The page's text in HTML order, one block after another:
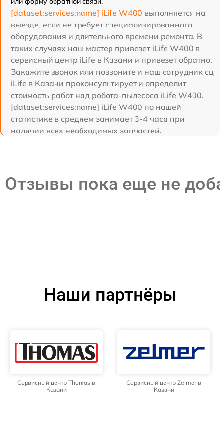
[dataset:services:name] iLife W400 выполняется на
выезде, если не требует специализированного
оборудования и длительного времени ремонта. В
таких случаях наш мастер привезет iLife W400 в
сервисный центр iLife в Казани и привезет обратно.
Закажите звонок или позвоните и наш сотрудник сц
iLife в Казани проконсультирует и определит
стоимость работ над робота-пылесоса iLife W400.
[dataset:services:name] iLife W400 по нашей
статистике в среднем занимает 3-4 часа при
наличии всех необходимых запчастей.
Отзывы пока еще не
Наши партнёры
Сервисный центр Thomas в
Казани
Сервисный центр Zelmer в
Казани